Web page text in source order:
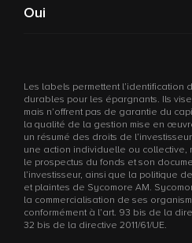
Oui
Les labels permettent l’identification
durables pour les épargnants. Ils
mais n’offrent pas de garantie du
la qualité de la gestion mise en
un résumé des droits de
une action individuelle ou collective,
le prospectus du fonds et son
l’investisseur, ainsi que la politique
et plaintes de Sycomore AM.
la commercialisation de ses
conformément à l’art. 93 bis de la
32 bis de la directive 2011/61/UE.